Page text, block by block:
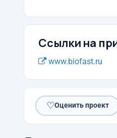
Ссылки на
www.biofast.ru
♡Оценить проект